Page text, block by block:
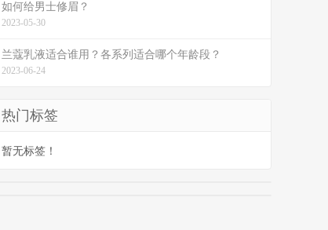
如何给男士修眉？
2023-05-30
兰蔻乳液适合谁用？各系列适合哪个年龄段？
2023-06-24
热门标签
暂无标签！